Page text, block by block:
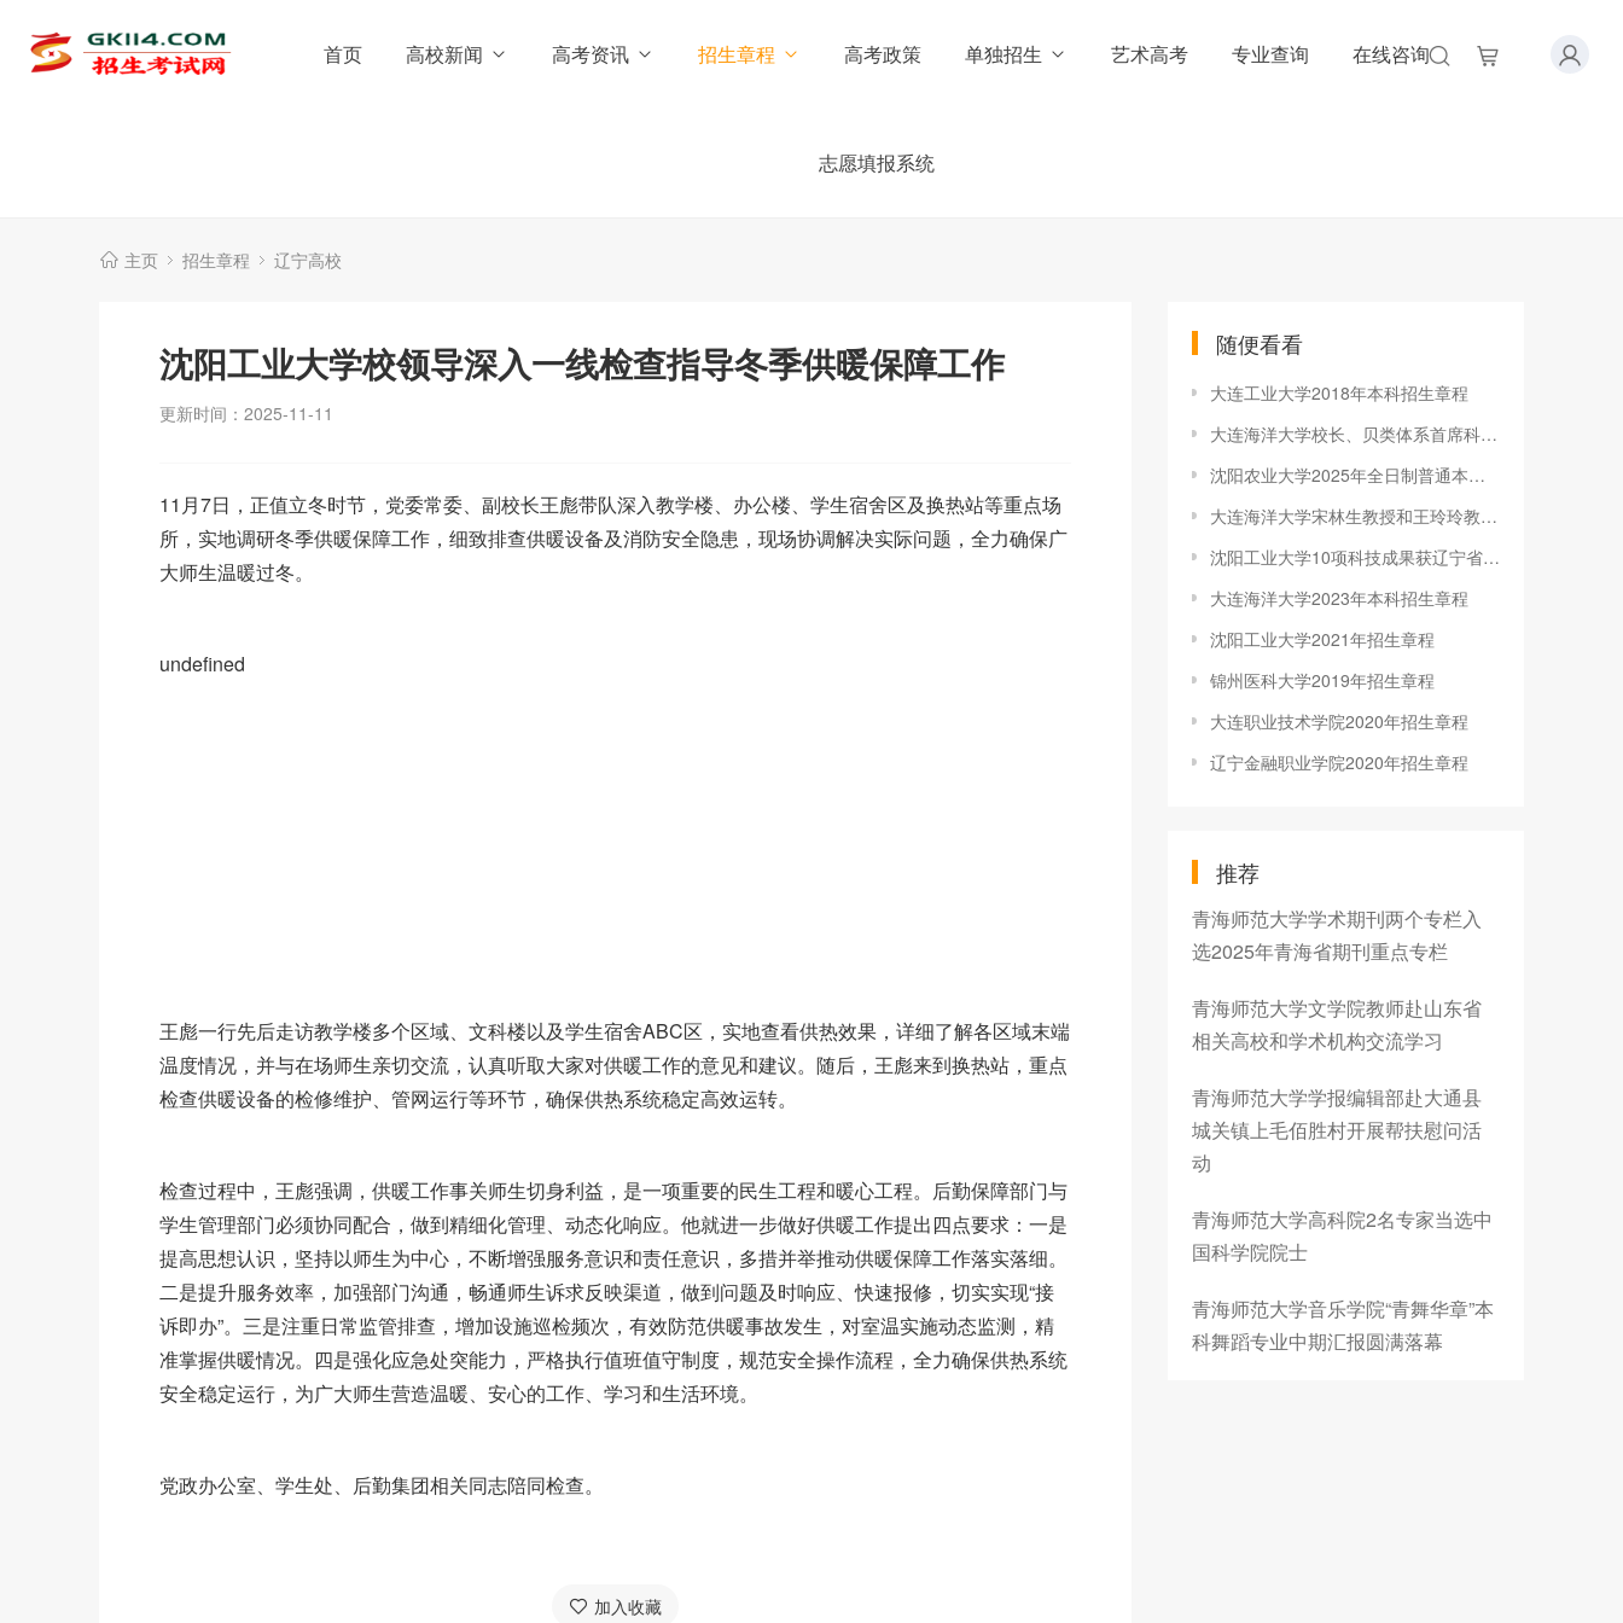
首页 高校新闻 高考资讯 招生章程 高考政策 单独招生 艺术高考 专业查询 在线咨询
志愿填报系统
主页 招生章程 辽宁高校
沈阳工业大学校领导深入一线检查指导冬季供暖保障工作
更新时间：2025-11-11
11月7日，正值立冬时节，党委常委、副校长王彪带队深入教学楼、办公楼、学生宿舍区及换热站等重点场
所，实地调研冬季供暖保障工作，细致排查供暖设备及消防安全隐患，现场协调解决实际问题，全力确保广
大师生温暖过冬。
undefined
王彪一行先后走访教学楼多个区域、文科楼以及学生宿舍ABC区，实地查看供热效果，详细了解各区域末端
温度情况，并与在场师生亲切交流，认真听取大家对供暖工作的意见和建议。随后，王彪来到换热站，重点
检查供暖设备的检修维护、管网运行等环节，确保供热系统稳定高效运转。
检查过程中，王彪强调，供暖工作事关师生切身利益，是一项重要的民生工程和暖心工程。后勤保障部门与
学生管理部门必须协同配合，做到精细化管理、动态化响应。他就进一步做好供暖工作提出四点要求：一是
提高思想认识，坚持以师生为中心，不断增强服务意识和责任意识，多措并举推动供暖保障工作落实落细。
二是提升服务效率，加强部门沟通，畅通师生诉求反映渠道，做到问题及时响应、快速报修，切实实现“接
诉即办”。三是注重日常监管排查，增加设施巡检频次，有效防范供暖事故发生，对室温实施动态监测，精
准掌握供暖情况。四是强化应急处突能力，严格执行值班值守制度，规范安全操作流程，全力确保供热系统
安全稳定运行，为广大师生营造温暖、安心的工作、学习和生活环境。
党政办公室、学生处、后勤集团相关同志陪同检查。
加入收藏
随便看看
大连工业大学2018年本科招生章程
大连海洋大学校长、贝类体系首席科学家宋林生赴福建调研贝类产业
沈阳农业大学2025年全日制普通本科招生章程
大连海洋大学宋林生教授和王玲玲教授连续六年入选2025年全球前2%顶尖科学家榜单
沈阳工业大学10项科技成果获辽宁省科学技术奖
大连海洋大学2023年本科招生章程
沈阳工业大学2021年招生章程
锦州医科大学2019年招生章程
大连职业技术学院2020年招生章程
辽宁金融职业学院2020年招生章程
推荐
青海师范大学学术期刊两个专栏入
选2025年青海省期刊重点专栏
青海师范大学文学院教师赴山东省
相关高校和学术机构交流学习
青海师范大学学报编辑部赴大通县
城关镇上毛佰胜村开展帮扶慰问活
动
青海师范大学高科院2名专家当选中
国科学院院士
青海师范大学音乐学院“青舞华章”本
科舞蹈专业中期汇报圆满落幕